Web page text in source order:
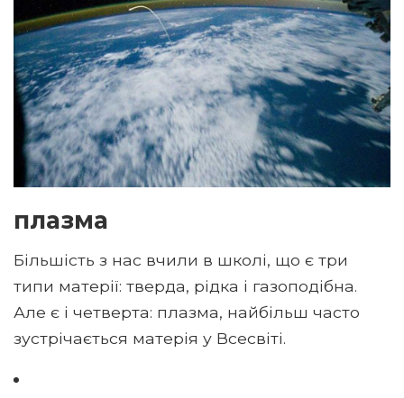
плазма
Більшість з нас вчили в школі, що є три
типи матерії: тверда, рідка і газоподібна.
Але є і четверта: плазма, найбільш часто
зустрічається матерія у Всесвіті.